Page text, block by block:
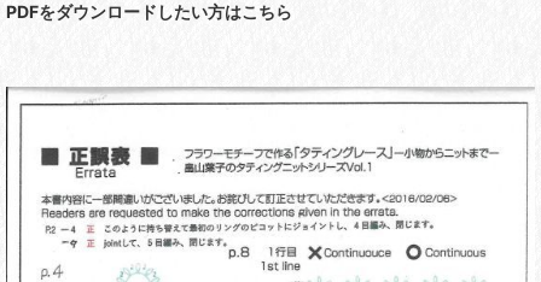
PDFをダウンロードしたい方はこちら